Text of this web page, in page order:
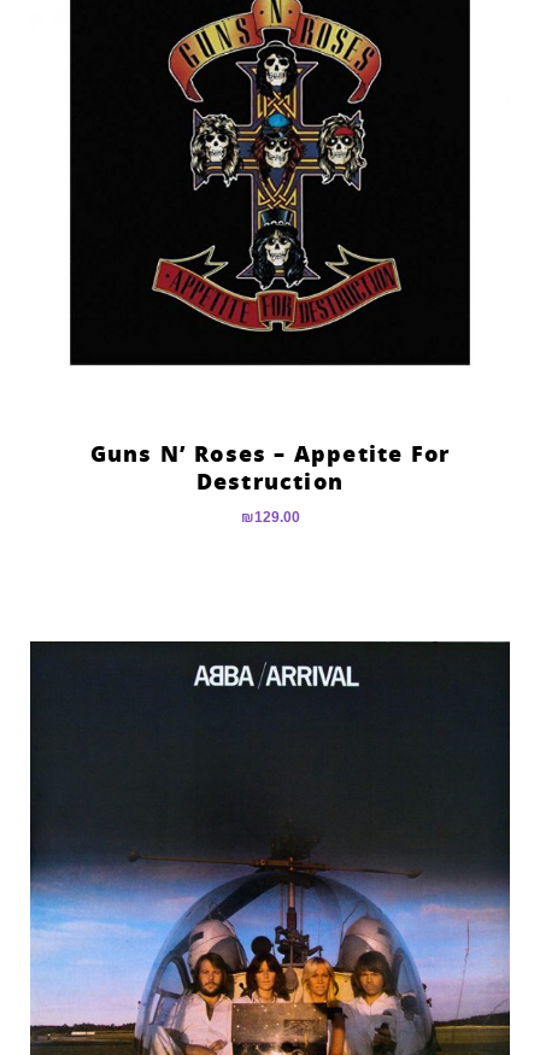
Guns N’ Roses – Appetite For
Destruction
₪129.00